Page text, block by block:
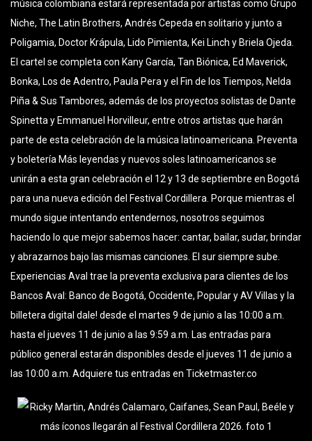
música colombiana estará representada por artistas como Grupo
Niche, The Latin Brothers, Andrés Cepeda en solitario y junto a
Poligamia, Doctor Krápula, Lido Pimienta, Kei Linch y Briela Ojeda.
El cartel se completa con Kany García, Tan Biónica, Ed Maverick,
Bonka, Los de Adentro, Paula Pera y el Fin de los Tiempos, Nelda
Piña & Sus Tambores, además de los proyectos solistas de Dante
Spinetta y Emmanuel Horvilleur, entre otros artistas que harán
parte de esta celebración de la música latinoamericana. Preventa
y boletería Más leyendas y nuevos soles latinoamericanos se
unirán a esta gran celebración el 12 y 13 de septiembre en Bogotá
para una nueva edición del Festival Cordillera. Porque mientras el
mundo sigue intentando entendernos, nosotros seguimos
haciendo lo que mejor sabemos hacer: cantar, bailar, sudar, brindar
y abrazarnos bajo las mismas canciones. El sur siempre sube.
Experiencias Aval trae la preventa exclusiva para clientes de los
Bancos Aval: Banco de Bogotá, Occidente, Popular y AV Villas y la
billetera digital dale! desde el martes 9 de junio a las 10:00 a.m.
hasta el jueves 11 de junio a las 9:59 a.m. Las entradas para
público general estarán disponibles desde el jueves 11 de junio a
las 10:00 a.m. Adquiere tus entradas en Ticketmaster.co